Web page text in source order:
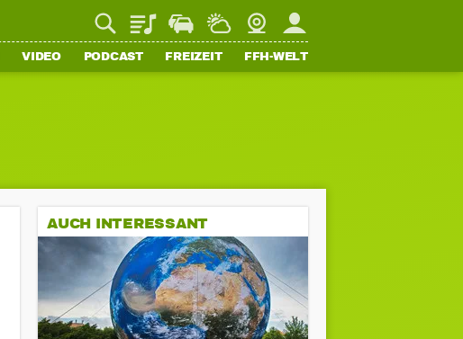
PlaylistStaupilotWetterWebcamMein FFH
VIDEO PODCAST FREIZEIT FFH-WELT
AUCH INTERESSANT